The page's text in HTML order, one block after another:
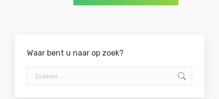
Waar bent u naar op zoek?
Zoeken: